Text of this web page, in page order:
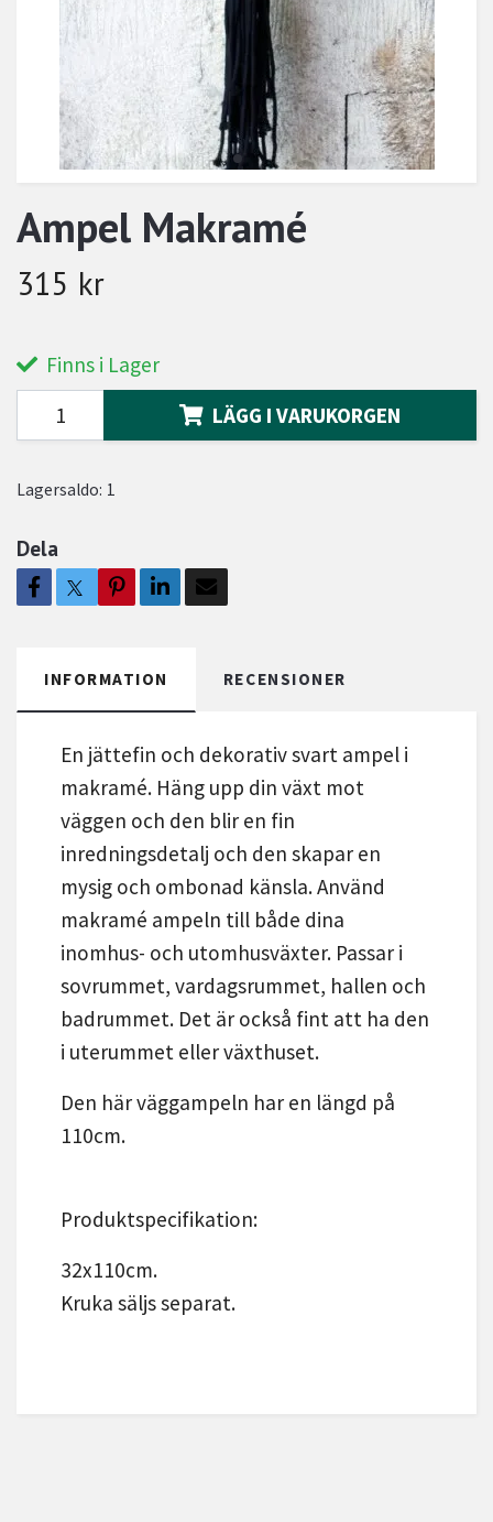
Ampel Makramé
315 kr
Finns i Lager
LÄGG I VARUKORGEN
Lagersaldo: 1
Dela
INFORMATION RECENSIONER
En jättefin och dekorativ svart ampel i
makramé. Häng upp din växt mot
väggen och den blir en fin
inredningsdetalj och den skapar en
mysig och ombonad känsla. Använd
makramé ampeln till både dina
inomhus- och utomhusväxter. Passar i
sovrummet, vardagsrummet, hallen och
badrummet. Det är också fint att ha den
i uterummet eller växthuset.
Den här väggampeln har en längd på
110cm.
Produktspecifikation:
32x110cm.
Kruka säljs separat.